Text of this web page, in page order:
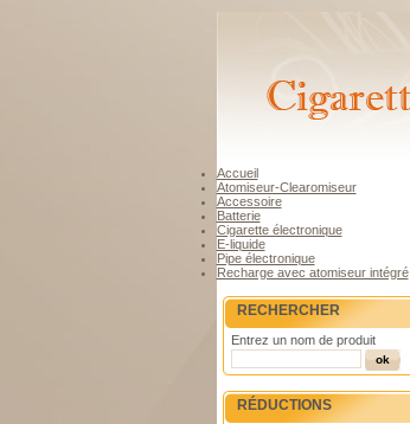
Accueil
Atomiseur-Clearomiseur
Accessoire
Batterie
Cigarette électronique
E-liquide
Pipe électronique
Recharge avec atomiseur intégré
RECHERCHER
Entrez un nom de produit
RÉDUCTIONS